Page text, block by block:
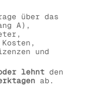
über das
A),
und
lehntden
ab.